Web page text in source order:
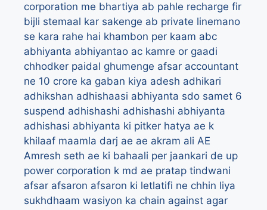
corporation me bhartiya ab pahle recharge fir
bijli stemaal kar sakenge ab private linemano
se kara rahe hai khambon per kaam abc
abhiyanta abhiyantao ac kamre or gaadi
chhodker paidal ghumenge afsar accountant
ne 10 crore ka gaban kiya adesh adhikari
adhikshan adhishaasi abhiyanta sdo samet 6
suspend adhishashi adhishashi abhiyanta
adhishasi abhiyanta ki pitker hatya ae k
khilaaf maamla darj ae ae akram ali AE
Amresh seth ae ki bahaali per jaankari de up
power corporation k md ae pratap tindwani
afsar afsaron afsaron ki letlatifi ne chhin liya
sukhdhaam wasiyon ka chain against agar